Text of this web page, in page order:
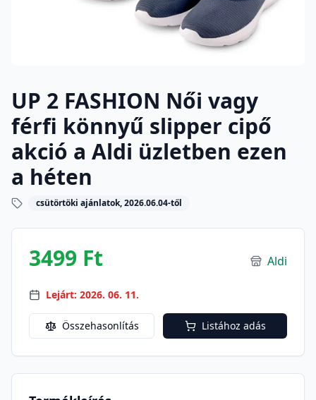
UP 2 FASHION Női vagy
férfi könnyű slipper cipő
akció a Aldi üzletben ezen
a héten
csütörtöki ajánlatok, 2026.06.04-től
3499 Ft Aldi
Lejárt: 2026. 06. 11.
Összehasonlítás Listához adás